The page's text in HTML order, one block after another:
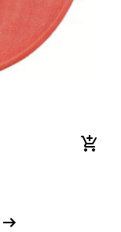
In